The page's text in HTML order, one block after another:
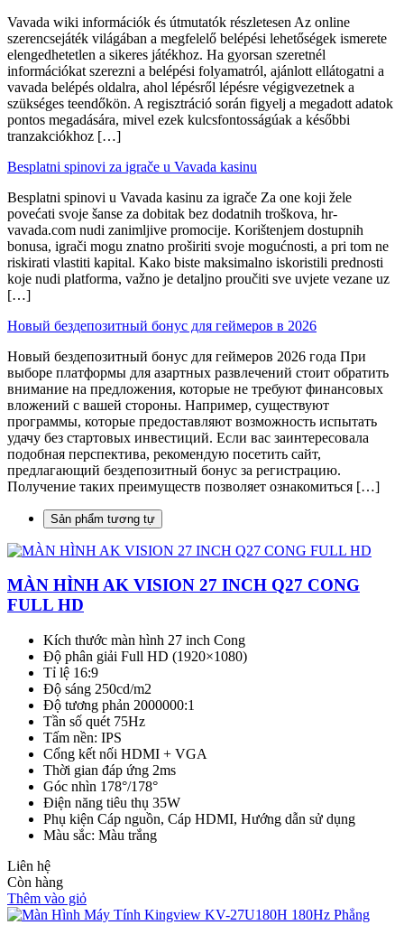
Vavada wiki információk és útmutatók részletesen Az online
szerencsejáték világában a megfelelő belépési lehetőségek ismerete
elengedhetetlen a sikeres játékhoz. Ha gyorsan szeretnél
információkat szerezni a belépési folyamatról, ajánlott ellátogatni a
vavada belépés oldalra, ahol lépésről lépésre végigvezetnek a
szükséges teendőkön. A regisztráció során figyelj a megadott adatok
pontos megadására, mivel ezek kulcsfontosságúak a későbbi
tranzakciókhoz […]
Besplatni spinovi za igrače u Vavada kasinu
Besplatni spinovi u Vavada kasinu za igrače Za one koji žele
povećati svoje šanse za dobitak bez dodatnih troškova, hr-
vavada.com nudi zanimljive promocije. Korištenjem dostupnih
bonusa, igrači mogu znatno proširiti svoje mogućnosti, a pri tom ne
riskirati vlastiti kapital. Kako biste maksimalno iskoristili prednosti
koje nudi platforma, važno je detaljno proučiti sve uvjete vezane uz
[…]
Новый бездепозитный бонус для геймеров в 2026
Новый бездепозитный бонус для геймеров 2026 года При
выборе платформы для азартных развлечений стоит обратить
внимание на предложения, которые не требуют финансовых
вложений с вашей стороны. Например, существуют
программы, которые предоставляют возможность испытать
удачу без стартовых инвестиций. Если вас заинтересовала
подобная перспектива, рекомендую посетить сайт,
предлагающий бездепозитный бонус за регистрацию.
Получение таких преимуществ позволяет ознакомиться […]
Sản phẩm tương tự
MÀN HÌNH AK VISION 27 INCH Q27 CONG
FULL HD
Kích thước màn hình 27 inch Cong
Độ phân giải Full HD (1920×1080)
Tỉ lệ 16:9
Độ sáng 250cd/m2
Độ tương phản 2000000:1
Tần số quét 75Hz
Tấm nền: IPS
Cổng kết nối HDMI + VGA
Thời gian đáp ứng 2ms
Góc nhìn 178°/178°
Điện năng tiêu thụ 35W
Phụ kiện Cáp nguồn, Cáp HDMI, Hướng dẫn sử dụng
Màu sắc: Màu trắng
Liên hệ
Còn hàng
Thêm vào giỏ